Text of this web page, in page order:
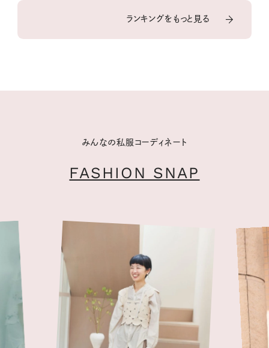
ランキングをもっと見る
みんなの私服コーディネート
FASHION SNAP